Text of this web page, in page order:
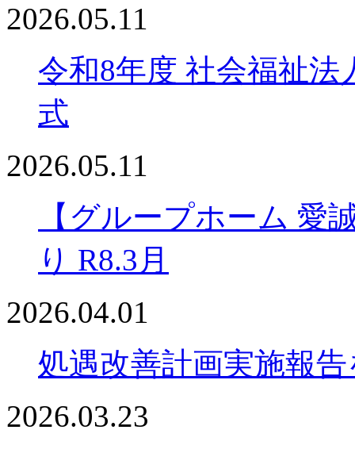
2026.05.11
令和8年度 社会福祉法
式
2026.05.11
【グループホーム 愛
り R8.3月
2026.04.01
処遇改善計画実施報
2026.03.23